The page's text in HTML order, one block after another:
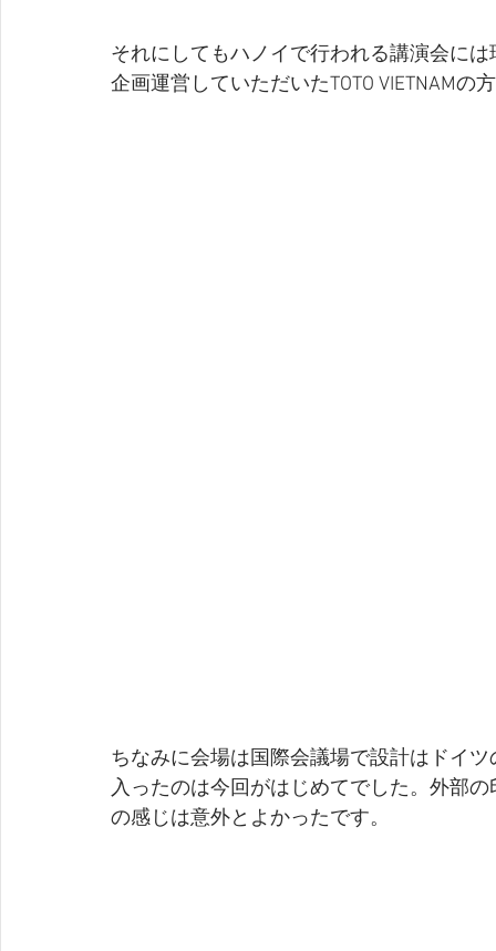
それにしてもハノイで行われる講演会に
企画運営していただいたTOTO VIETNAMの
ちなみに会場は国際会議場で設計はドイツ
入ったのは今回がはじめてでした。外部
の感じは意外とよかったです。